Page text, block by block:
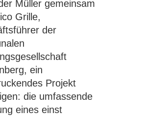
Müller gemeinsam
Grille,
der
ein
Projekt
die umfassende
eines einst